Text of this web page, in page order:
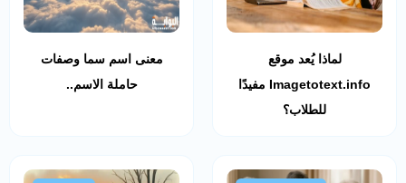
لماذا يُعد موقع
Imagetotext.info مفيدًا
للطلاب؟
معنى اسم سما وصفات
حاملة الاسم..